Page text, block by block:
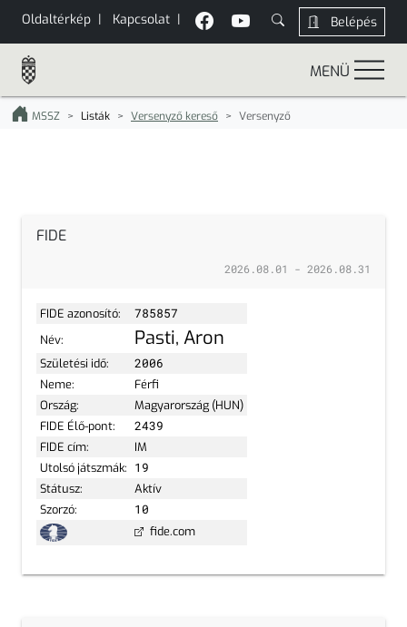
Oldaltérkép | Kapcsolat | Belépés
MENÜ
MSSZ Listák Versenyző kereső Versenyző
FIDE
2026.08.01 - 2026.08.31
FIDE azonosító: 785857
Név: Pasti, Aron
Születési idő: 2006
Neme:
Férfi
Ország:
Magyarország (HUN)
FIDE Élő-pont:
2439
FIDE cím:
IM
Utolsó játszmák:
19
Státusz:
Aktív
Szorzó:
10
fide.com